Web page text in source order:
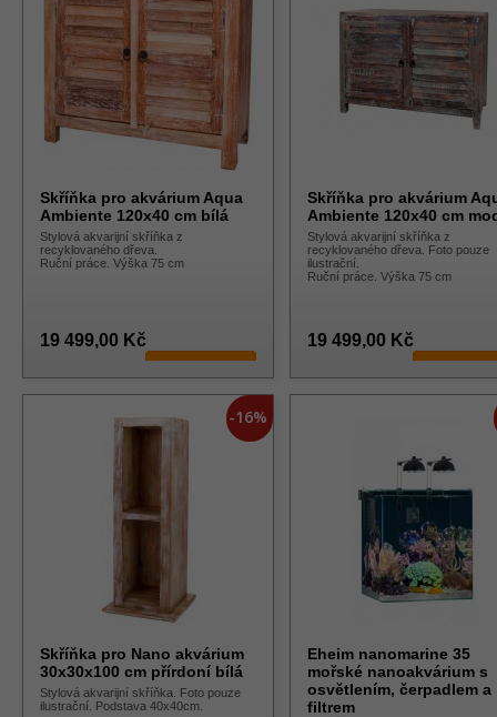
Skříňka pro akvárium Aqua
Ambiente 120x40 cm bílá
Stylová akvarijní skříňka z
recyklovaného dřeva.
Ruční práce. Výška 75 cm
19 499,00 Kč
Skříňka pro akvárium
Ambiente 120x40 cm
Stylová akvarijní skříňka z
recyklovaného dřeva. Foto pouze
ilustrační.
Ruční práce. Výška 75 cm
19 499,00 Kč
-16%
Skříňka pro Nano akvárium
30x30x100 cm přírdoní bílá
Stylová akvarijní skříňka. Foto pouze
ilustrační. Podstava 40x40cm.
Eheim nanomarine 35
mořské nanoakvárium s
osvětlením, čerpadlem a
filtrem